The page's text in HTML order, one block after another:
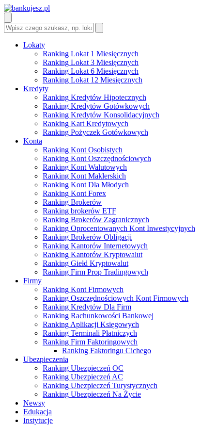
Lokaty
Ranking Lokat 1 Miesięcznych
Ranking Lokat 3 Miesięcznych
Ranking Lokat 6 Miesięcznych
Ranking Lokat 12 Miesięcznych
Kredyty
Ranking Kredytów Hipotecznych
Ranking Kredytów Gotówkowych
Ranking Kredytów Konsolidacyjnych
Ranking Kart Kredytowych
Ranking Pożyczek Gotówkowych
Konta
Ranking Kont Osobistych
Ranking Kont Oszczędnościowych
Ranking Kont Walutowych
Ranking Kont Maklerskich
Ranking Kont Dla Młodych
Ranking Kont Forex
Ranking Brokerów
Ranking brokerów ETF
Ranking Brokerów Zagranicznych
Ranking Oprocentowanych Kont Inwestycyjnych
Ranking Brokerów Obligacji
Ranking Kantorów Internetowych
Ranking Kantorów Kryptowalut
Ranking Giełd Kryptowalut
Ranking Firm Prop Tradingowych
Firmy
Ranking Kont Firmowych
Ranking Oszczędnościowych Kont Firmowych
Ranking Kredytów Dla Firm
Ranking Rachunkowości Bankowej
Ranking Aplikacji Księgowych
Ranking Terminali Płatniczych
Ranking Firm Faktoringowych
Ranking Faktoringu Cichego
Ubezpieczenia
Ranking Ubezpieczeń OC
Ranking Ubezpieczeń AC
Ranking Ubezpieczeń Turystycznych
Ranking Ubezpieczeń Na Życie
Newsy
Edukacja
Instytucje